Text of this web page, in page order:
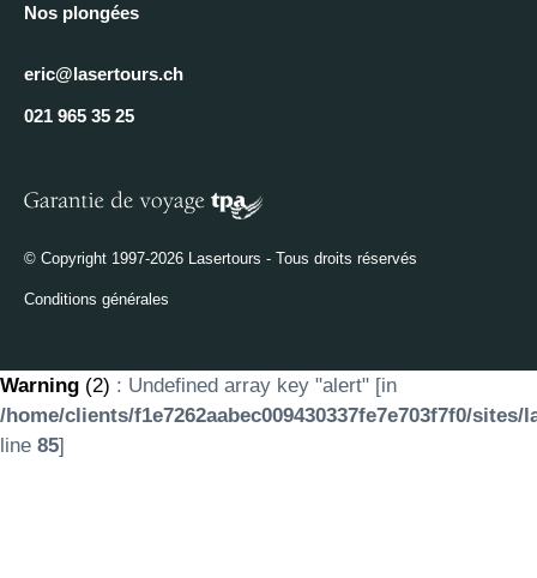
Nos plongées
eric@lasertours.ch
021 965 35 25
© Copyright 1997-2026 Lasertours - Tous droits réservés
Conditions générales
Warning (2) : Undefined array key "alert" [in
/home/clients/f1e7262aabec009430337fe7e703f7f0/
line 85]